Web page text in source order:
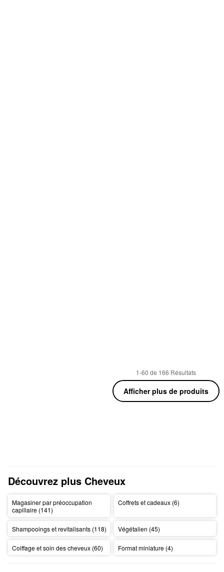
1-60 de 166 Résultats
Afficher plus de produits
Découvrez plus Cheveux
Magasiner par préoccupation
capillaire (141)
Coffrets et cadeaux (6)
Shampooings et revitalisants (118) Végétalien (45)
Coiffage et soin des cheveux (60) Format miniature (4)